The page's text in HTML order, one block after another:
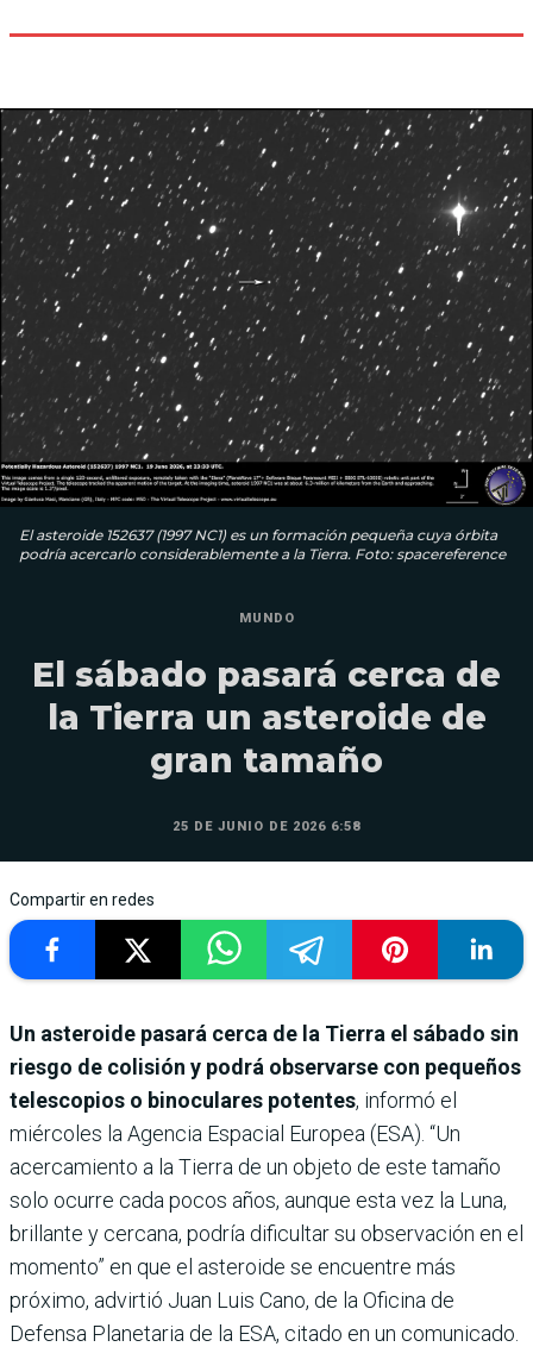
El asteroide 152637 (1997 NC1) es un formación pequeña cuya órbita
podría acercarlo considerablemente a la Tierra. Foto: spacereference
MUNDO
El sábado pasará cerca de
la Tierra un asteroide de
gran tamaño
25 DE JUNIO DE 2026 6:58
Compartir en redes
Un asteroide pasará cerca de la Tierra el sábado sin
riesgo de colisión y podrá observarse con pequeños
telescopios o binoculares potentes, informó el
miércoles la Agencia Espacial Europea (ESA). “Un
acercamiento a la Tierra de un objeto de este tamaño
solo ocurre cada pocos años, aunque esta vez la Luna,
brillante y cercana, podría dificultar su observación en el
momento” en que el asteroide se encuentre más
próximo, advirtió Juan Luis Cano, de la Oficina de
Defensa Planetaria de la ESA, citado en un comunicado.